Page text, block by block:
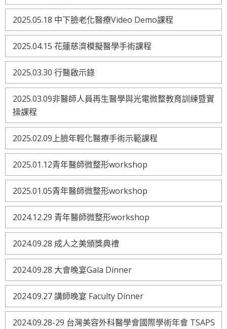
2025.05.18 中下臉老化醫療Video Demo課程
2025.04.15 花蓮慈濟模擬醫學手術課程
2025.03.30 行醫啟示錄
2025.03.09非醫師人員再生醫學與光電微整教育訓練暨實
操課程
2025.02.09上臉年輕化醫療手術示範課程
2025.01.12青年醫師微整形workshop
2025.01.05青年醫師微整形workshop
2024.12.29 青年醫師微整形workshop
2024.09.28 成人之美頒獎典禮
2024.09.28 大會晚宴Gala Dinner
2024.09.27 講師晚宴 Faculty Dinner
2024.09.28-29 台灣美容外科醫學會國際學術年會 TSAPS